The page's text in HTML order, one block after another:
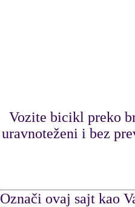
Vozite bicikl preko
uravnoteženi i bez
Označi ovaj sajt kao